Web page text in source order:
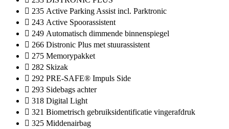
235 Active Parking Assist incl. Parktronic
243 Active Spoorassistent
249 Automatisch dimmende binnenspiegel
266 Distronic Plus met stuurassistent
275 Memorypakket
282 Skizak
292 PRE-SAFE® Impuls Side
293 Sidebags achter
318 Digital Light
321 Biometrisch gebruiksidentificatie vingerafdruk
325 Middenairbag